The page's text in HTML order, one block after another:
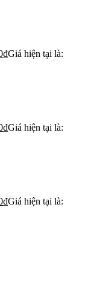
₫Giá hiện tại là:
₫Giá hiện tại là:
₫Giá hiện tại là: